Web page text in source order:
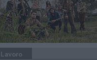
Lavoro